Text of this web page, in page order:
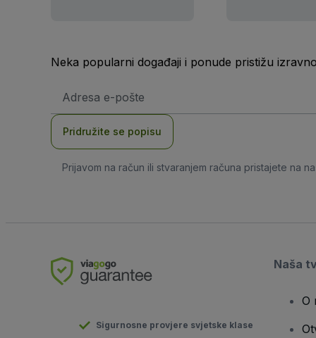
Neka popularni događaji i ponude pristižu
mail
Pridružite se popisu
Prijavom na račun ili stvaranjem računa pristajete na
Sigurnosne provjere svjetske klase
Naša
O